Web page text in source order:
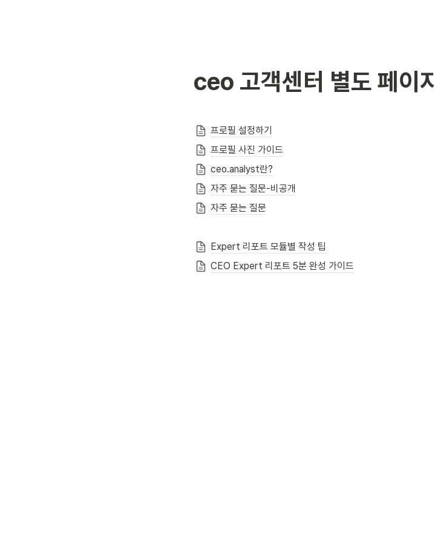
ceo 고객센터 별도 페이지
프로필 설정하기
프로필 사진 가이드
ceo.analyst란?
자주 묻는 질문-비공개
자주 묻는 질문
Expert 리포트 모듈별 작성 팁
CEO Expert 리포트 5분 완성 가이드